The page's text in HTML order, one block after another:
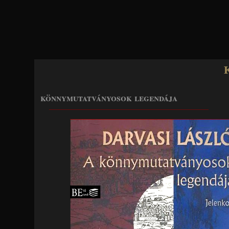
könnymutatványosok legendája